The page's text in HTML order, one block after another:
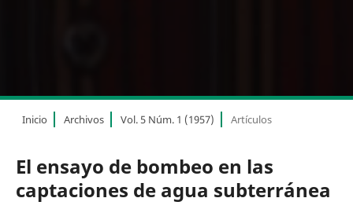
Inicio Archivos Vol. 5 Núm. 1 (1957) Artículos
El ensayo de bombeo en las
captaciones de agua subterránea